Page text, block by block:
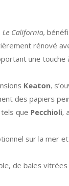
Le California,
rénové
une touche
Keaton,
des papiers
que Pecchioli,
sur la mer
de baies